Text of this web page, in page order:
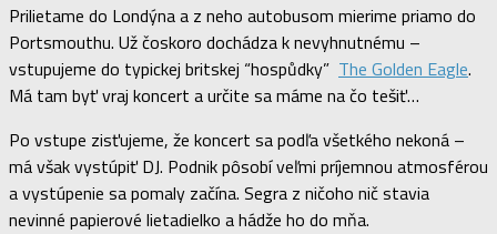
Prilietame do Londýna a z neho autobusom mierime priamo do
Portsmouthu. Už čoskoro dochádza k nevyhnutnému –
vstupujeme do typickej britskej “hospůdky” The Golden Eagle.
Má tam byť vraj koncert a určite sa máme na čo tešiť…
Po vstupe zisťujeme, že koncert sa podľa všetkého nekoná –
má však vystúpiť DJ. Podnik pôsobí veľmi príjemnou atmosférou
a vystúpenie sa pomaly začína. Segra z ničoho nič stavia
nevinné papierové lietadielko a hádže ho do mňa.